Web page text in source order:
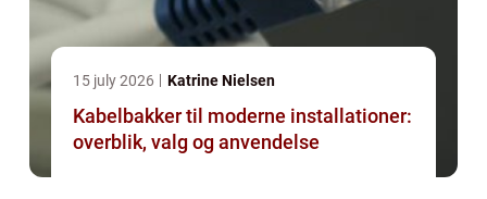
15 july 2026 Katrine Nielsen
Kabelbakker til moderne installationer:
overblik, valg og anvendelse